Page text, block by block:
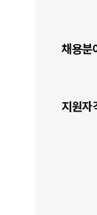
채용분
지원자